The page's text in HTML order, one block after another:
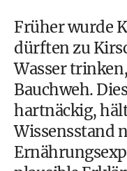
Früher wurde
dürften zu
Wasser
Bauchweh.
hartnäckig,
Wissensstand